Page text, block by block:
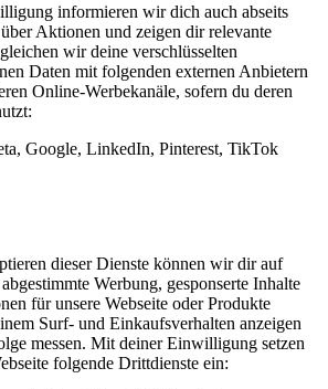
informieren wir dich auch abseits
Aktionen und zeigen dir relevante
wir deine verschlüsselten
Daten mit folgenden externen Anbietern
Online-Werbekanäle, sofern du deren
Google, LinkedIn, Pinterest, TikTok
dieser Dienste können wir dir auf
Werbung, gesponserte Inhalte
für unsere Webseite oder Produkte
Surf- und Einkaufsverhalten anzeigen
messen. Mit deiner Einwilligung setzen
folgende Drittdienste ein: